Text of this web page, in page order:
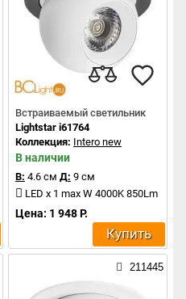
Встраиваемый светильник
Lightstar i61764
Коллекция: Intero new
В наличии
В: 4.6 см Д: 9 см
LED x 1 max W 4000K 850Lm
Цена: 1 948 Р.
Купить
211445